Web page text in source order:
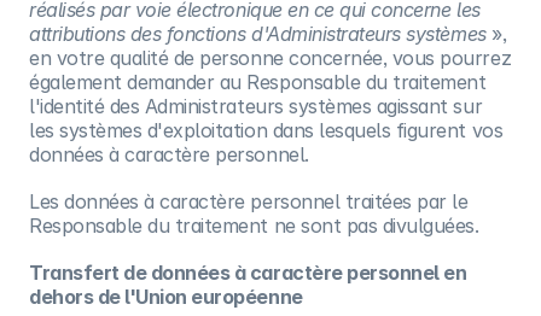
réalisés par voie électronique en ce qui concerne les
attributions des fonctions d'Administrateurs systèmes»,
en votre qualité de personne concernée, vous pourrez
également demander au Responsable du traitement
l'identité des Administrateurs systèmes agissant sur
les systèmes d'exploitation dans lesquels figurent vos
données à caractère personnel.
Les données à caractère personnel traitées par le
Responsable du traitement ne sont pas divulguées.
Transfert de données à caractère personnel en
dehors de l'Union européenne